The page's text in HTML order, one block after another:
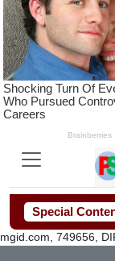
Special
Cepat
mgid.com, 749656,